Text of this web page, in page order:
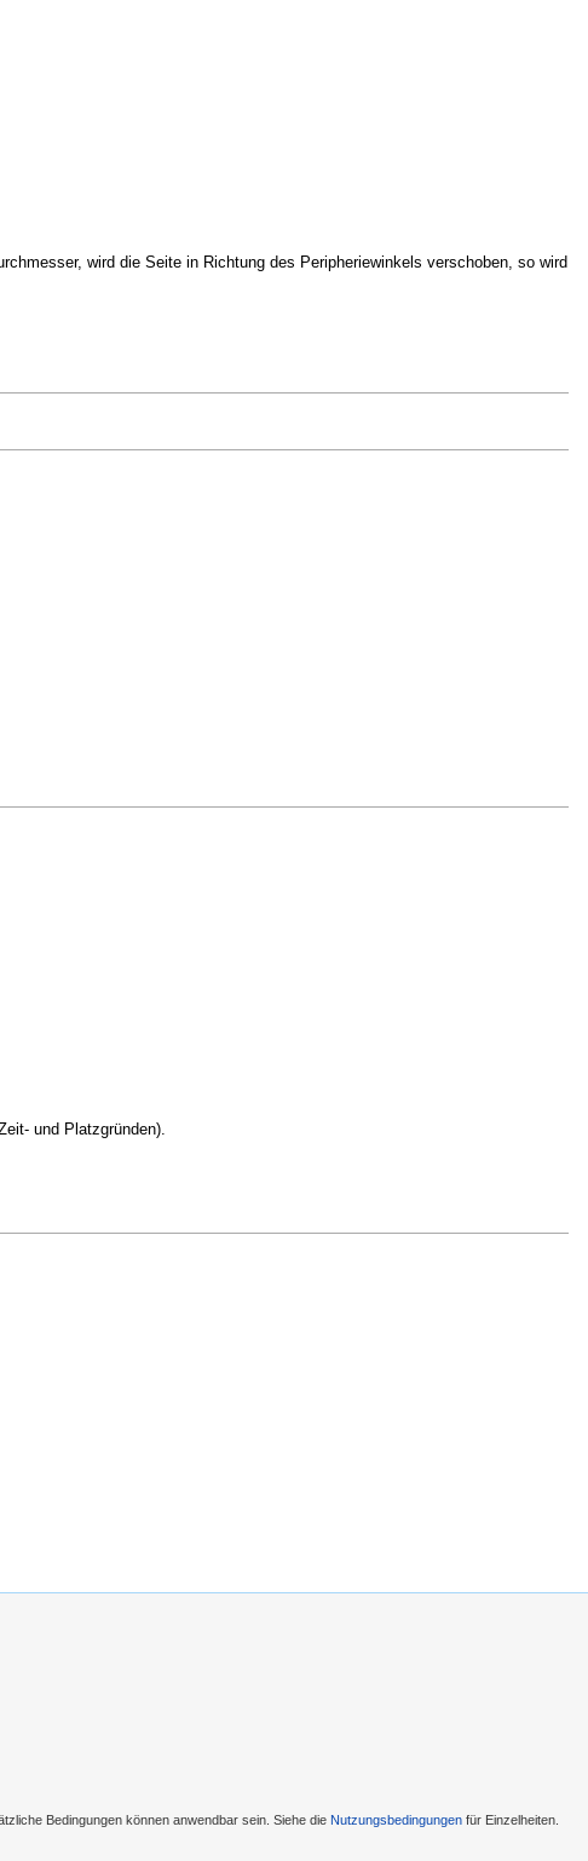
wird die Seite in Richtung des Peripheriewinkels verschoben, so wird
und Platzgründen).
Bedingungen können anwendbar sein. Siehe die Nutzungsbedingungen für Einzelheiten.